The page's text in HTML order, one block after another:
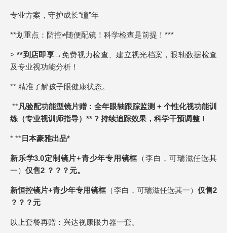
专业方案，守护成长“瞳”年
**划重点：防控≠随便配镜！科学检查是前提！***
> **到店即享→免费视力检查、建立视光档案，眼轴数据检查
及专业视功能分析！
** 精准了解孩子眼健康状态。
**凡验配功能型镜片赠：全年眼轴跟踪监测 + 个性化视功能训
练（专业视训师指导）** ? 持续追踪效果，科学干预调整！
* ** 日本豪雅出品*
新乐学3.0定制镜片+青少年专用镜框 （李白，可瑞滋任选其
一） 仅售2 ？？？元。
新恒控镜片+青少年专用镜框（李白，可瑞滋任选其一） 仅售2
？？？元
以上套餐再赠：兴达视康眼力器一套。